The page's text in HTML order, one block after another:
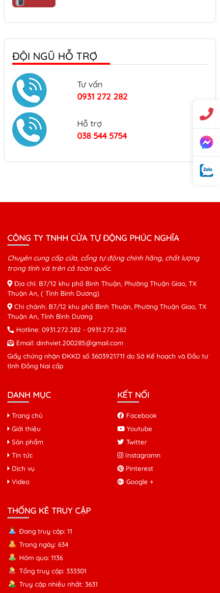
Cổng trượt B809
Cổng trượt B805
Cổng trượt B802
ĐỘI NGŨ HỖ TRỢ
Tư vấn
0931 272 282
Hỗ trợ
038 544 5754
CÔNG TY TNHH CỬA TỰ ĐỘNG PHÚC NGHĨA
Chuyên cung cấp cửa, cổng tự động chính hãng, chất lượng
trong tỉnh và trên cả toàn quốc.
Địa chỉ: B7/12 khu phố Bình Thuận, Phường Thuận Giao, TX
Thuận An, ( Tỉnh Bình Dương)
Chi chánh: B7/12 khu phố Bình Thuận, Phường Thuận Giao, TX
Thuận An, Tỉnh Bình Dương
Hotline: 0931.272.282 - 0931.272.282
Email: dinhviet.200285@gmail.com
Giấy chứng nhận ĐKKD số 3603921711 do Sở Kế hoạch và Đầu tư
tỉnh Đồng Nai cấp
DANH MỤC
Trang chủ
Giới thiệu
Sản phẩm
Tin tức
Dịch vụ
Video
KẾT NỐI
Facebook
Youtube
Twitter
Instagramn
Pinterest
Google +
THỐNG KÊ TRUY CẬP
Đang truy cập: 11
Trong ngày: 634
Hôm qua: 1136
Tổng truy cập: 333301
Truy cập nhiều nhất: 3631